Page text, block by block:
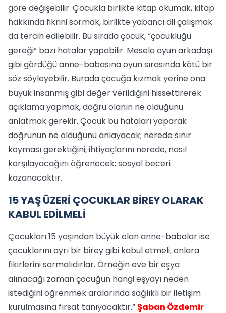
göre değişebilir. Çocukla birlikte kitap okumak, kitap
hakkında fikrini sormak, birlikte yabancı dil çalışmak
da tercih edilebilir. Bu sırada çocuk, “çocukluğu
gereği” bazı hatalar yapabilir. Mesela oyun arkadaşı
gibi gördüğü anne-babasına oyun sırasında kötü bir
söz söyleyebilir. Burada çocuğa kızmak yerine ona
büyük insanmış gibi değer verildiğini hissettirerek
açıklama yapmak, doğru olanın ne olduğunu
anlatmak gerekir. Çocuk bu hataları yaparak
doğrunun ne olduğunu anlayacak; nerede sınır
koyması gerektiğini, ihtiyaçlarını nerede, nasıl
karşılayacağını öğrenecek; sosyal beceri
kazanacaktır.
15 YAŞ ÜZERİ ÇOCUKLAR BİREY OLARAK
KABUL EDİLMELİ
Çocukları 15 yaşından büyük olan anne-babalar ise
çocuklarını ayrı bir birey gibi kabul etmeli, onlara
fikirlerini sormalıdırlar. Örneğin eve bir eşya
alınacağı zaman çocuğun hangi eşyayı neden
istediğini öğrenmek aralarında sağlıklı bir iletişim
kurulmasına fırsat tanıyacaktır.”Şaban Özdemir